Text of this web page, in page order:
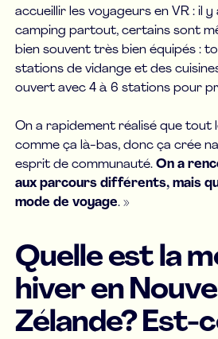
accueillir les voyageurs en VR : il
camping partout, certains sont
bien souvent très bien équipés :
stations de vidange et des
ouvert avec 4 à 6 stations pour
On a rapidement réalisé que tout
comme ça là-bas, donc ça crée
esprit de communauté.On a
aux parcours différents, mais
mode de voyage. »
Quelle est la
hiver en
Zélande? Est-